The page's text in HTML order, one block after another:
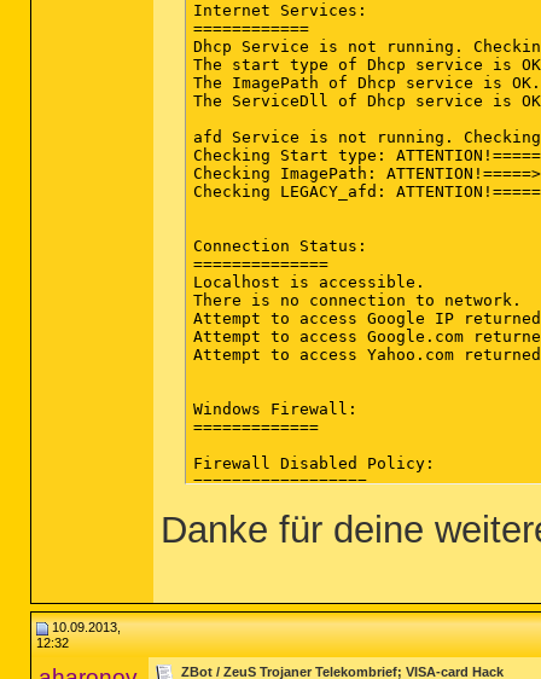
Internet Services:
============
Dhcp Service is not running.
The start type of Dhcp service is
The ImagePath of Dhcp service is OK.
The ServiceDll of Dhcp service is
afd Service is not running.
Checking Start type:
Checking ImagePath:
Checking LEGACY_afd:
Connection Status:
==============
Localhost is accessible.
There is no connection to network.
Attempt to access Google IP
Attempt to access Google.com
Attempt to access Yahoo.com
Windows Firewall:
=============
Firewall Disabled Policy:
==================
System Restore:
========================
Action Center:
Danke für deine
10.09.2013,
12:32
ZBot / ZeuS Trojaner Telekombrief; VISA-card Hack